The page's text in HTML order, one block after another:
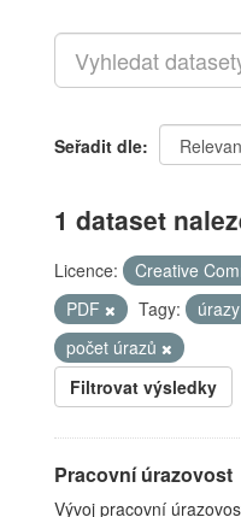
Seřadit dle
1 dataset
Licence: Creative
PDF
Tagy: úrazy
počet úrazů
Filtrovat výsledky
Pracovní úrazovost
Vývoj pracovní